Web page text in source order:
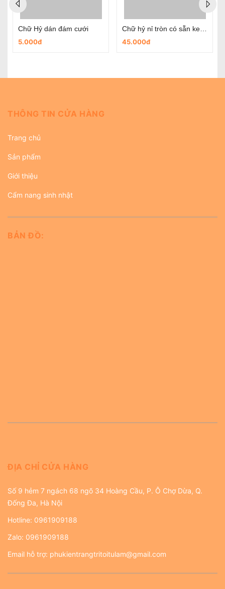
Chữ Hỷ dán đám cưới
5.000đ
45.000đ
THÔNG TIN CỬA HÀNG
Trang chủ
Sản phẩm
Giới thiệu
Cẩm nang sinh nhật
BẢN ĐỒ:
ĐỊA CHỈ CỬA HÀNG
Số 9 hẻm 7 ngách 68 ngõ 34 Hoàng Cầu, P. Ô Chợ Dừa, Q.
Đống Đa, Hà Nội
Hotline: 0961909188
Zalo: 0961909188
Email hỗ trợ: phukientrangtritoitulam@gmail.com